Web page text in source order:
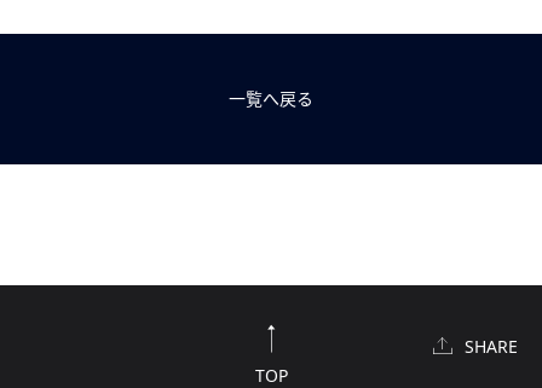
一覧へ戻る
TOP
SHARE